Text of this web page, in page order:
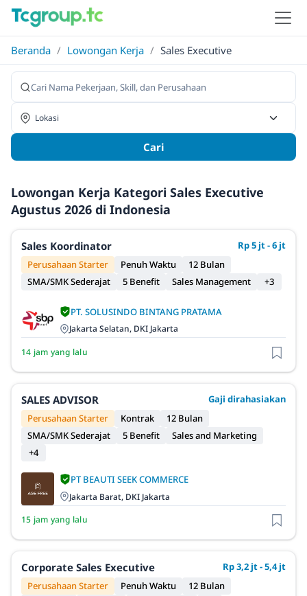
Beranda / Lowongan Kerja / Sales Executive
Cari
Lowongan Kerja Kategori Sales Executive
Agustus 2026 di Indonesia
Sales Koordinator
Rp 5 jt - 6 jt
Perusahaan Starter
Penuh Waktu
12 Bulan
SMA/SMK Sederajat
5 Benefit Sales Management +3
PT. SOLUSINDO BINTANG PRATAMA
Jakarta Selatan, DKI Jakarta
14 jam yang lalu
SALES ADVISOR
Gaji dirahasiakan
Perusahaan Starter
Kontrak
12 Bulan
SMA/SMK Sederajat
5 Benefit
Sales and Marketing
+4
PT BEAUTI SEEK COMMERCE
Jakarta Barat, DKI Jakarta
15 jam yang lalu
Corporate Sales Executive
Rp 3,2 jt - 5,4 jt
Perusahaan Starter
Penuh Waktu
12 Bulan